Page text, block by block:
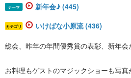
テーマ 新年会♪ (445)
カテゴリ いけばな小原流 (436)
総会、昨年の年間優秀賞の表彰、新年会
お料理もゲストのマジックショーも写